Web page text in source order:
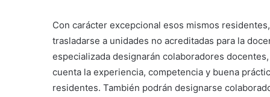
Con carácter excepcional esos mismos
trasladarse a unidades no acreditadas para la
especializada designarán colaboradores
cuenta la experiencia, competencia y buena
residentes. También podrán designarse